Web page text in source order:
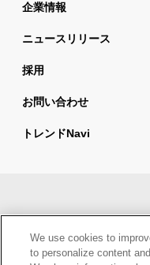
企業情報
ニュースリリース
採用
お問い合わせ
トレンドnavi
情報セキュリティ基本方針
We use cookies to
to personalize content